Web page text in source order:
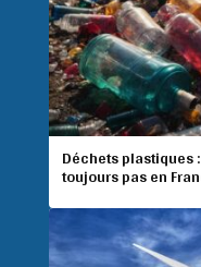
Déchets
toujours pas en